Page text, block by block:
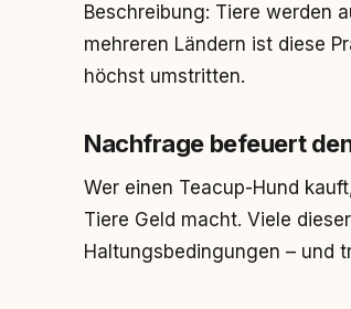
Beschreibung: Tiere werden
mehreren Ländern ist diese
höchst umstritten.
Nachfrage befeuert
Wer einen Teacup-Hund
Tiere Geld macht. Viele
Haltungsbedingungen – und